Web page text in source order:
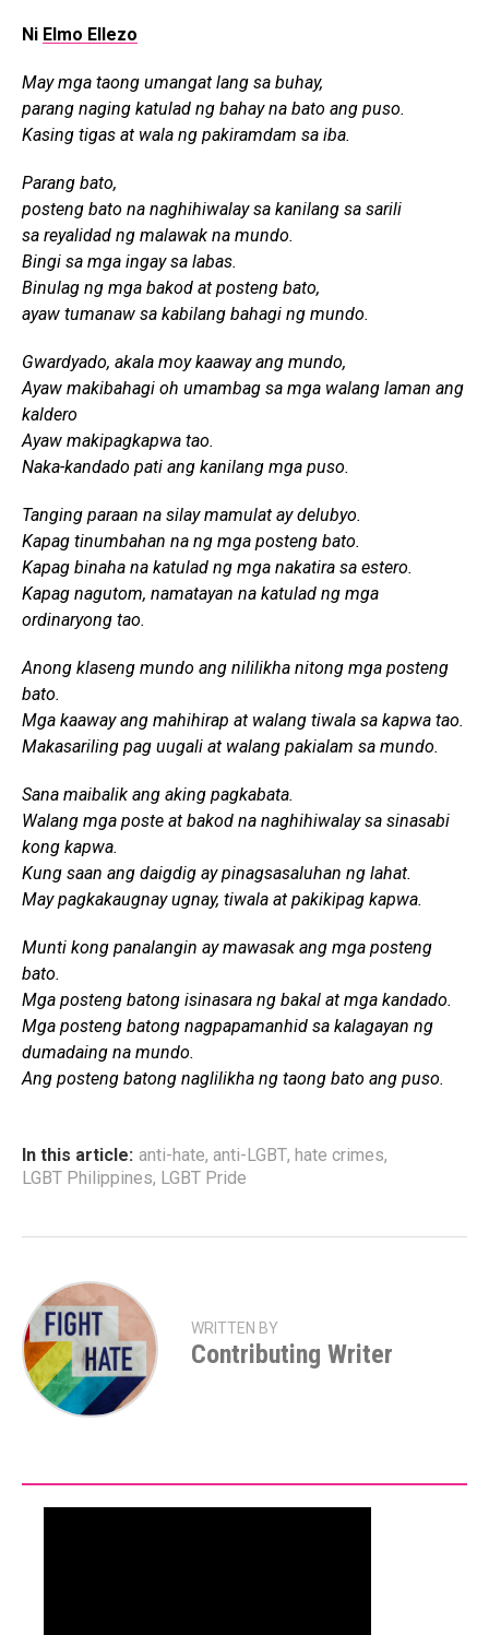
Ni Elmo Ellezo
May mga taong umangat lang sa buhay,
parang naging katulad ng bahay na bato ang puso.
Kasing tigas at wala ng pakiramdam sa iba.
Parang bato,
posteng bato na naghihiwalay sa kanilang sa sarili
sa reyalidad ng malawak na mundo.
Bingi sa mga ingay sa labas.
Binulag ng mga bakod at posteng bato,
ayaw tumanaw sa kabilang bahagi ng mundo.
Gwardyado, akala moy kaaway ang mundo,
Ayaw makibahagi oh umambag sa mga walang laman ang
kaldero
Ayaw makipagkapwa tao.
Naka-kandado pati ang kanilang mga puso.
Tanging paraan na silay mamulat ay delubyo.
Kapag tinumbahan na ng mga posteng bato.
Kapag binaha na katulad ng mga nakatira sa estero.
Kapag nagutom, namatayan na katulad ng mga
ordinaryong tao.
Anong klaseng mundo ang nililikha nitong mga posteng
bato.
Mga kaaway ang mahihirap at walang tiwala sa kapwa tao.
Makasariling pag uugali at walang pakialam sa mundo.
Sana maibalik ang aking pagkabata.
Walang mga poste at bakod na naghihiwalay sa sinasabi
kong kapwa.
Kung saan ang daigdig ay pinagsasaluhan ng lahat.
May pagkakaugnay ugnay, tiwala at pakikipag kapwa.
Munti kong panalangin ay mawasak ang mga posteng
bato.
Mga posteng batong isinasara ng bakal at mga kandado.
Mga posteng batong nagpapamanhid sa kalagayan ng
dumadaing na mundo.
Ang posteng batong naglilikha ng taong bato ang puso.
In this article: anti-hate, anti-LGBT, hate crimes,
LGBT Philippines, LGBT Pride
WRITTEN BY
Contributing Writer